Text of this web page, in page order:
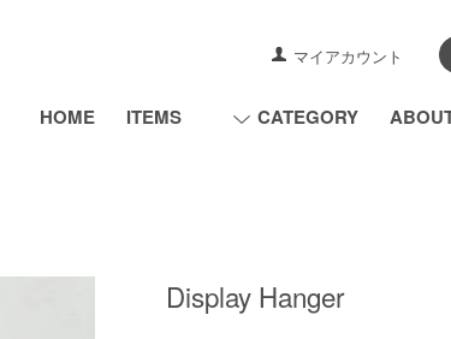
マイアカウント
HOME ITEMS CATEGORY
Display Hanger